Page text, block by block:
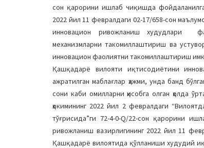
cон қарорини ишлаб чиқишда
2022 йил 11 февралдаги 02-17/658-сон
инновацион ривожланиш худудлари
механизмларни такомиллаштириш ва
инновацион фаолиятни такомиллаштириш
Қашқадарё вилояти иқтисодиётини
ажратилган маблағлар ҳажми, унда банд
сони каби омилларни ҳисобга олган ҳолда
ҳокимининг 2022 йил 2 февралдаги
тўғрисида”ги 72-4-0-Q/22-cон қарорини
ривожланиш вазирлигининг 2022 йил 11
Қашқадарё вилоятида қўлланиши худудий